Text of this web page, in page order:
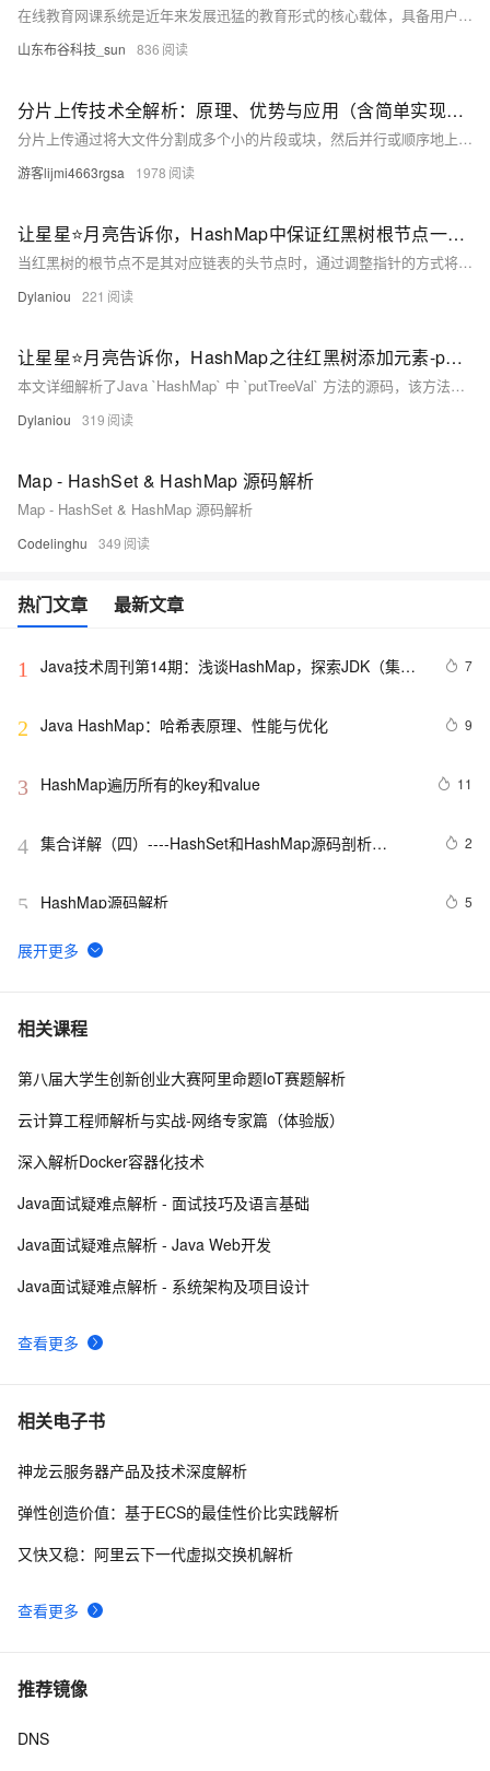
在线教育网课系统是近年来发展迅猛的教育形式的核心载体，具备用户管理、课程管理、教学互动、学习评估等功能。本文从功能和技术两方面解析其源码开发，涵盖前端（HTML5、CSS3、JavaScript等）、后端（Java、Python等）、流媒体及云计算技术，并强调安全性、稳定性和用户体验的重要性。
山东布谷科技_sun 836
分片上传技术全解析：原理、优势与应用（含简单实现源码）
分片上传通过将大文件分割成多个小的片段或块，然后并行或顺序地上传这些片段，从而提高上传效率和可靠性，特别适用于大文件的上传场景，尤其是在网络环境不佳时，分片上传能有效提高上传体验。 博客不应该只有代码和解决方案，重点应该在于给出解决方案的同时分享思维模式，只有思维才能可持续地解决问题，只有思维才是真正值得学习和分享的核心要素。如果这篇博客能给您带来一点帮助，麻烦您点个赞支持一下，还可以收藏起来以备不时之需，有疑问和错误欢迎在评论区指出~
游客lijmi4663rgsa 1978
让星星⭐月亮告诉你，HashMap中保证红黑树根节点一定是对应链表头节点moveRootToFront()方法源码解读
当红黑树的根节点不是其对应链表的头节点时，通过调整指针的方式将其移动至链表头部。具体步骤包括：从链表中移除根节点，更新根节点及其前后节点的指针，确保根节点成为新的头节点，并保持链表结构的完整性。此过程在Java的`HashMap$TreeNode.moveRootToFront()`方法中实现，确保了高效的数据访问与管理。
Dylaniou 221
让星星⭐月亮告诉你，HashMap之往红黑树添加元素-putTreeVal方法源码解读
本文详细解析了Java `HashMap` 中 `putTreeVal` 方法的源码，该方法用于在红黑树中添加元素。当数组索引位置已存在红黑树类型的元素时，会调用此方法。具体步骤包括：从根节点开始遍历红黑树，找到合适位置插入新元素，调整节点指针，保持红黑树平衡，并确保根节点是链表头节点。通过源码解析，帮助读者深入理解 `HashMap` 的内部实现机制。
Dylaniou 319
Map - HashSet & HashMap 源码解析
Map - HashSet & HashMap 源码解析
Codelinghu 349
热门文章 最新文章
1
Java技术周刊第14期：浅谈HashMap，探索JDK（集合
7
2 Java HashMap：哈希表原理、性能与优化 9
3 HashMap遍历所有的key和value 11
4 集合详解（四）----HashSet和HashMap源码剖析
2
5 HashMap源码解析 5
6
WPF与多媒体：解锁音频视频播放新姿势——从界面设
的多媒体功能
7 Java 集合系列10之 HashMap详细介绍(源码解析)和使用
8 Java HashMap详解及实现原理
HashMap
10【JAVA】HashMap的put()方法执行流程
相关课程
查看更多
第八届大学生创新创业大赛阿里命题IoT赛题解析
云计算工程师解析与实战-网络专家篇（体验版）
深入解析Docker容器化技术
Java面试疑难点解析 - 面试技巧及语言基础
Java面试疑难点解析 - Java Web开发
Java面试疑难点解析 - 系统架构及项目设计
相关电子书
查看更多
神龙云服务器产品及技术深度解析
弹性创造价值：基于ECS的最佳性价比实践解析
又快又稳：阿里云下一代虚拟交换机解析
推荐镜像
DNS